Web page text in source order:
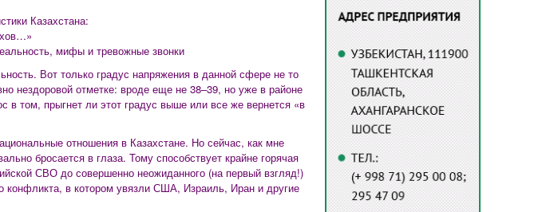
Казахстана:
мифы и тревожные звонки
Вот только градус напряжения в данной сфере не то
нездоровой отметке: вроде еще не 38–39, но уже в районе
в том, прыгнет ли этот градус выше или все же вернется «в
отношения в Казахстане. Но сейчас, как мне
бросается в глаза. Тому способствует крайне горячая
СВО до совершенно неожиданного (на первый взгляд!)
конфликта, в котором увязли США, Израиль, Иран и другие